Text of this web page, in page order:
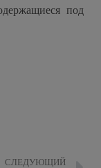
под
СЛЕДУЮЩИЙ